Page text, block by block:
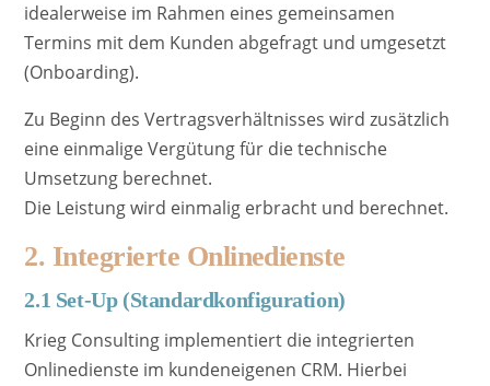
idealerweise im Rahmen eines gemeinsamen
Termins mit dem Kunden abgefragt und umgesetzt
(Onboarding).
Zu Beginn des Vertragsverhältnisses wird zusätzlich
eine einmalige Vergütung für die technische
Umsetzung berechnet.
Die Leistung wird einmalig erbracht und berechnet.
2. Integrierte Onlinedienste
2.1 Set-Up (Standardkonfiguration)
Krieg Consulting implementiert die integrierten
Onlinedienste im kundeneigenen CRM. Hierbei